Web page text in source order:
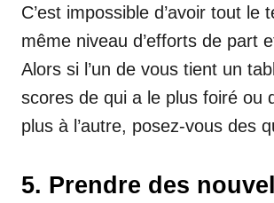
C’est impossible d’avoir tout le
même niveau d’efforts de part
Alors si l’un de vous tient un
scores de qui a le plus foiré ou
plus à l’autre, posez-vous des
5. Prendre des